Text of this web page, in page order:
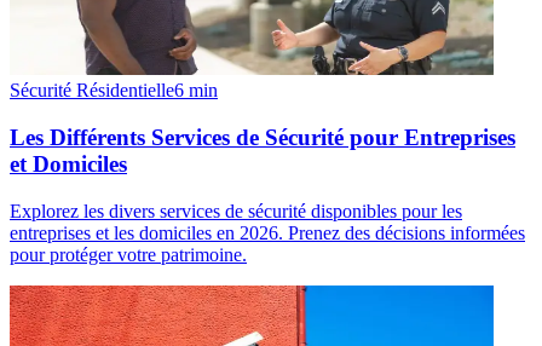
Sécurité Résidentielle6 min
Les Différents Services de Sécurité pour Entreprises
et Domiciles
Explorez les divers services de sécurité disponibles pour les
entreprises et les domiciles en 2026. Prenez des décisions informées
pour protéger votre patrimoine.